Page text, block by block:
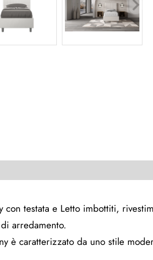
con testata e Letto imbottiti,
arredamento.
è caratterizzato da uno stile